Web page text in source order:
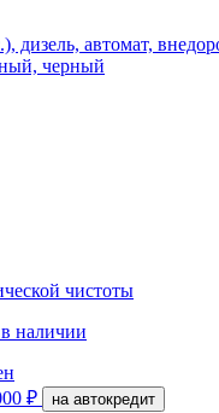
дизель, автомат,
черный
чистоты
в наличии
₽ на автокредит